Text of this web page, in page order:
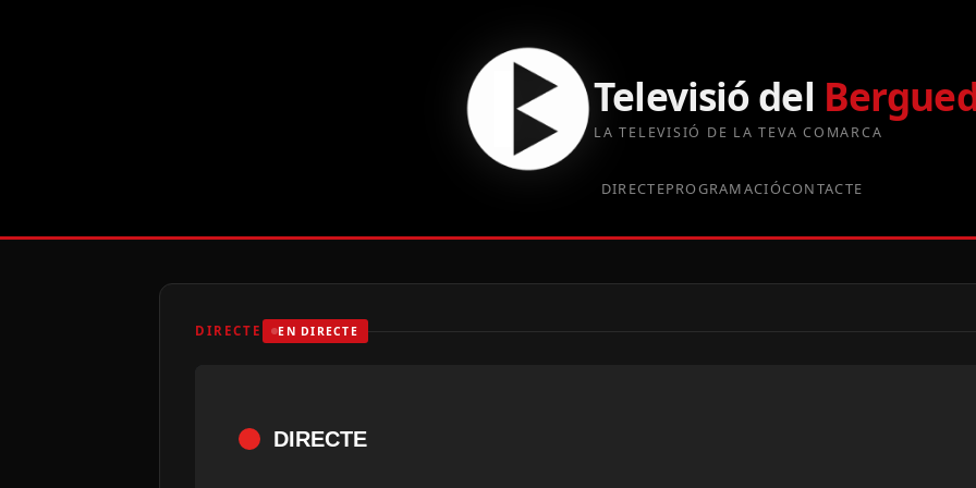
Televisió del
LA TELEVISIÓ DE LA TEVA COMARCA
DIRECTEPROGRAMACIÓCONTACTE
DIRECTE EN DIRECTE
DIRECTE